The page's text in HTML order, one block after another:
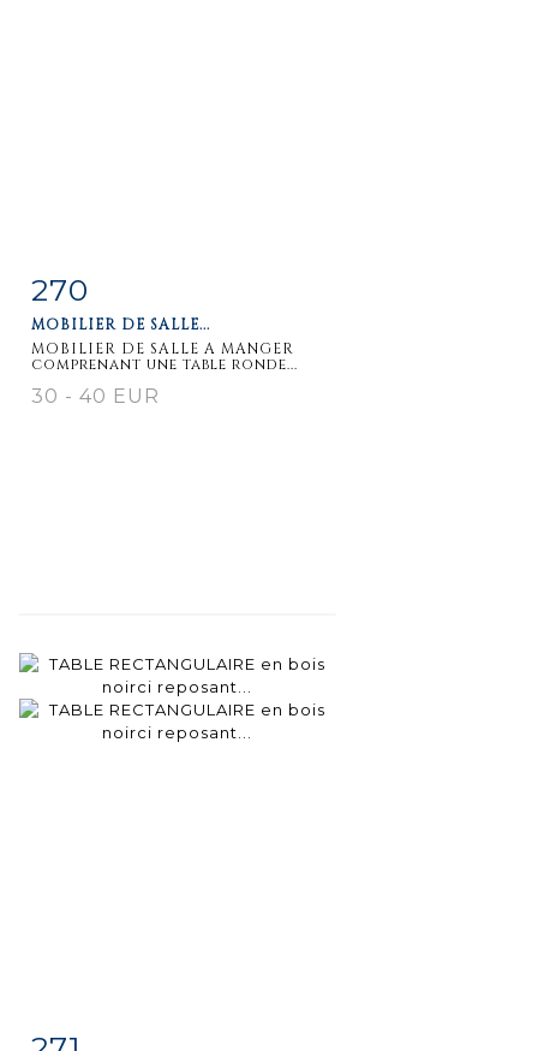
Item detail
270
MOBILIER DE SALLE...
MOBILIER DE SALLE A MANGER
comprenant une table ronde...
30 - 40 EUR
Item detail